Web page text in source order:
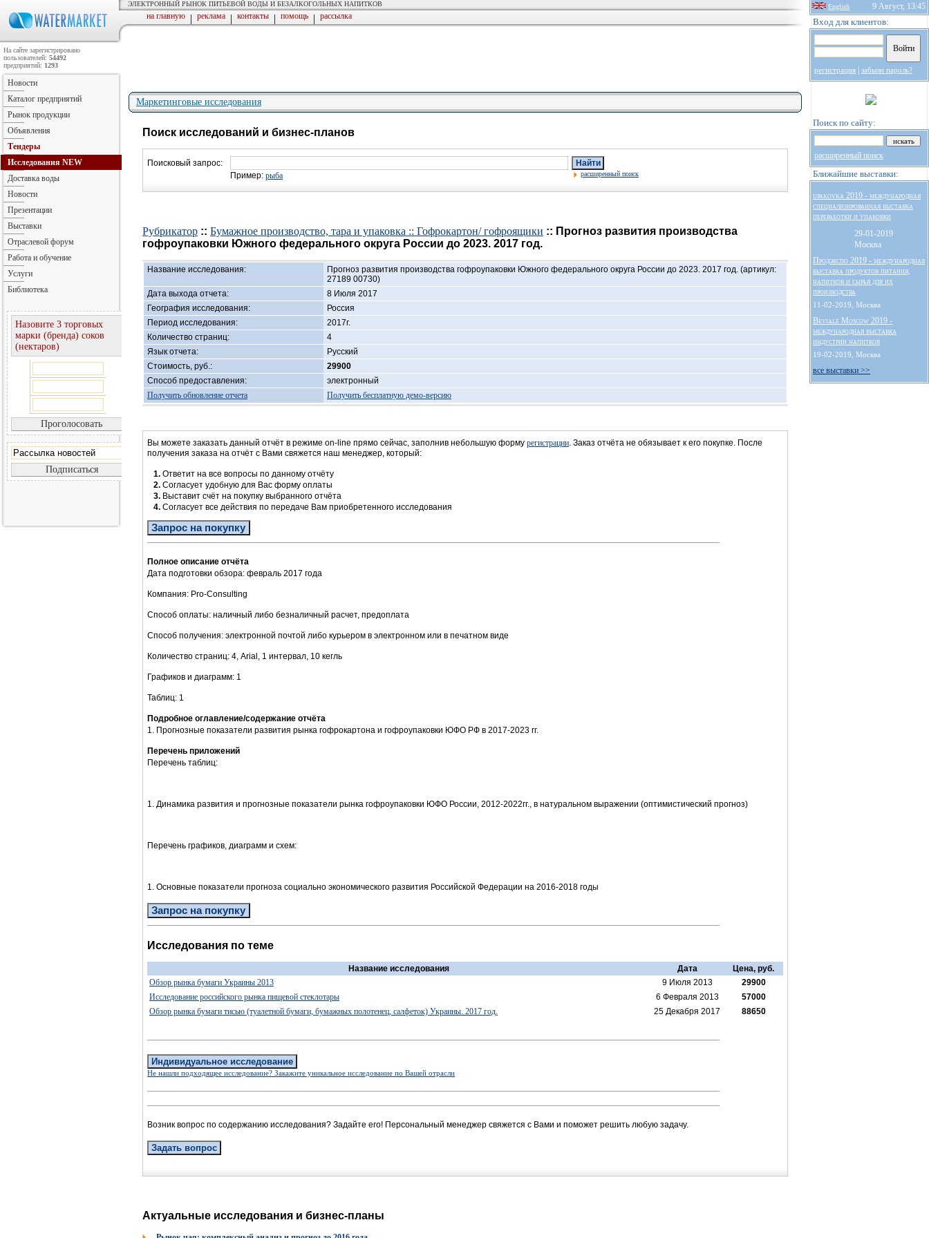
ЭЛЕКТРОННЫЙ РЫНОК ПИТЬЕВОЙ ВОДЫ И БЕЗАЛКОГОЛЬНЫХ НАПИТКОВ
на главную | реклама | контакты | помощь | рассылка
Маркетинговые исследования
Поиск исследований и бизнес-планов
Поисковый запрос:
Найти
Пример: рыба расширенный поиск
Рубрикатор :: Бумажное производство, тара и упаковка :: Гофрокартон/ гофроящики :: Прогноз развития производства
гофроупаковки Южного федерального округа России до 2023. 2017 год.
Название исследования:
Прогноз развития производства гофроупаковки Южного федерального округа России до 2023. 2017 год. (артикул:
27189 00730)
Дата выхода отчета:
8 Июля 2017
География исследования:
Россия
Период исследования:
2017г.
Количество страниц:
4
Язык отчета:
Русский
Стоимость, руб.:
29900
Способ предоставления:
электронный
Получить обновление отчета
Получить бесплатную демо-версию
Вы можете заказать данный отчёт в режиме on-line прямо сейчас, заполнив небольшую форму регистрации. Заказ отчёта не обязывает к его покупке. После
получения заказа на отчёт с Вами свяжется наш менеджер, который:
1. Ответит на все вопросы по данному отчёту
2. Согласует удобную для Вас форму оплаты
3. Выставит счёт на покупку выбранного отчёта
4. Согласует все действия по передаче Вам приобретенного исследования
Запрос на покупку
Полное описание отчёта
Дата подготовки обзора: февраль 2017 года
Компания: Pro-Consulting
Способ оплаты: наличный либо безналичный расчет, предоплата
Способ получения: электронной почтой либо курьером в электронном или в печатном виде
Количество страниц: 4, Arial, 1 интервал, 10 кегль
Графиков и диаграмм: 1
Таблиц: 1
Подробное оглавление/содержание отчёта
1. Прогнозные показатели развития рынка гофрокартона и гофроупаковки ЮФО РФ в 2017-2023 гг.
Перечень приложений
Перечень таблиц:
1. Динамика развития и прогнозные показатели рынка гофроупаковки ЮФО России, 2012-2022гг., в натуральном выражении (оптимистический прогноз)
Перечень графиков, диаграмм и схем:
1. Основные показатели прогноза социально экономического развития Российской Федерации на 2016-2018 годы
Запрос на покупку
Исследования по теме
Название исследования Дата
Цена, руб.
Обзор рынка бумаги Украины 2013
9 Июля 2013
29900
Исследование российского рынка пищевой стеклотары
6 Февраля 2013
57000
Обзор рынка бумаги тисью (туалетной бумаги, бумажных полотенец, салфеток) Украины. 2017 год.
25 Декабря 2017 88650
Индивидуальное исследование
Не нашли подходящее исследование? Закажите уникальное исследование по Вашей отрасли
Возник вопрос по содержанию исследования? Задайте его! Персональный менеджер свяжется с Вами и поможет решить любую задачу.
Задать вопрос
Актуальные исследования и бизнес-планы
На сайте зарегистрировано
пользователей: 54492
предприятий: 1293
Новости
Каталог предприятий
Рынок продукции
Объявления
Тендеры
Исследования NEW
Доставка воды
Новости
Презентации
Выставки
Отраслевой форум
Работа и обучение
Услуги
Библиотека
Назовите 3 торговых
марки (бренда) соков
(нектаров)
English 9 Август, 13:45
Вход для клиентов:
регистрация забыли пароль?
Поиск по сайту:
расширенный поиск
Ближайшие выставки:
upakovka 2019 - международная
специализированная выставка
переработки и упаковки
29-01-2019
Москва
Продэкспо 2019 - международная
выставка продуктов питания,
напитков и сырья для их
производства
11-02-2019, Москва
Beviale Moscow 2019 -
международная выставка
индустрии напитков
19-02-2019, Москва
все выставки >>